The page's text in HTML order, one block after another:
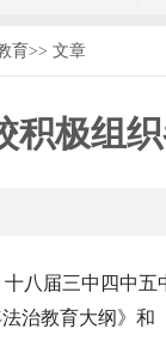
育>> 文章
积极组
届三中四中五
治教育大纲》